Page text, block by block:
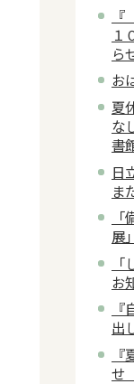
１
ら
お
夏
な
書
日
ま
展
お
出
せ